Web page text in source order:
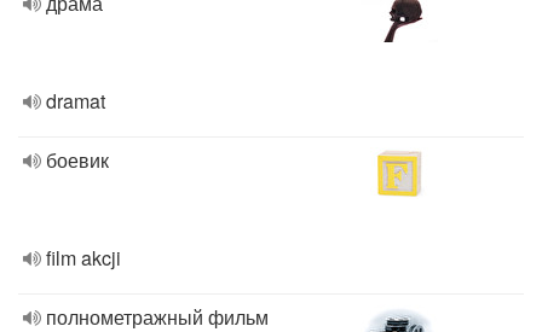
dramat
боевик
film akcji
полнометражный фильм